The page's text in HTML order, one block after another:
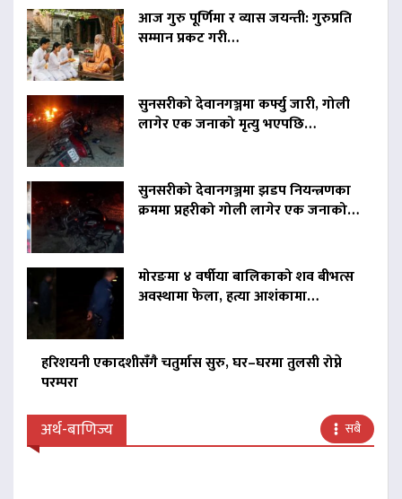
आज गुरु पूर्णिमा र व्यास जयन्ती: गुरुप्रति
सम्मान प्रकट गरी…
सुनसरीको देवानगञ्जमा कर्फ्यु जारी, गोली
लागेर एक जनाको मृत्यु भएपछि…
सुनसरीको देवानगञ्जमा झडप नियन्त्रणका
क्रममा प्रहरीको गोली लागेर एक जनाको…
मोरङमा ४ वर्षीया बालिकाको शव बीभत्स
अवस्थामा फेला, हत्या आशंकामा…
हरिशयनी एकादशीसँगै चतुर्मास सुरु, घर–घरमा तुलसी रोप्ने
परम्परा
अर्थ-बाणिज्य सबै